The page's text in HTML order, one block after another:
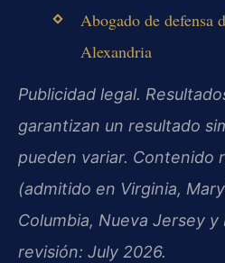
Abogado de defensa
Alexandria
Publicidad legal.
garantizan un resultado
pueden variar. Contenido
(admitido en Virginia,
Columbia, Nueva Jersey
revisión: July 2026.